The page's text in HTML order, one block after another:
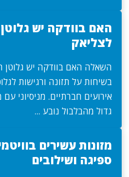
האם בוודקה יש
לצליאק
השאלה האם בוודקה יש גלוטן
בשיחות על תזונה ורגישות
אירועים חברתיים. מניסיוני
גדול מהבלבול נובע ...
ספיגה ושילובים